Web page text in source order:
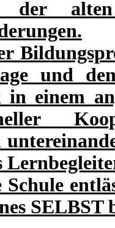
der
und
in einem
Schule